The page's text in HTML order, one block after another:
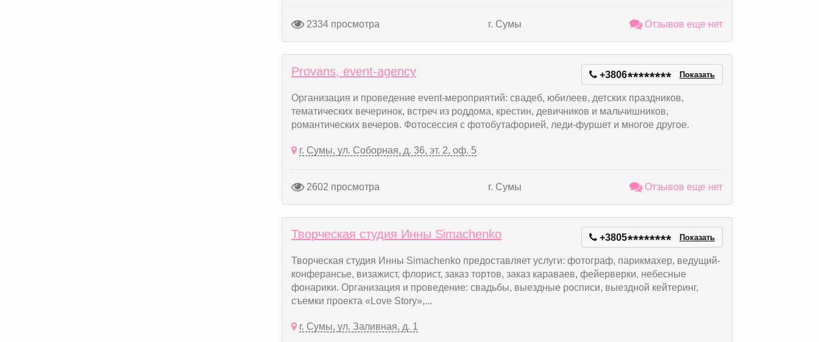
2334 просмотра г. Сумы Отзывов еще нет
Рrovans, event-agency +3806******** Показать
Организация и проведение еvent-мероприятий: свадеб, юбилеев, детских праздников,
тематических вечеринок, встреч из роддома, крестин, девичников и мальчишников,
романтических вечеров. Фотосессия с фотобутафорией, леди-фуршет и многое другое.
г. Сумы, ул. Соборная, д. 36, эт. 2, оф. 5
2602 просмотра г. Сумы Отзывов еще нет
Творческая студия Инны Simachenko +3805******** Показать
Творческая студия Инны Simachenko предоставляет услуги: фотограф, парикмахер, ведущий-
конферансье, визажист, флорист, заказ тортов, заказ караваев, фейерверки, небесные
фонарики. Организация и проведение: свадьбы, выездные росписи, выездной кейтеринг,
съемки проекта «Love Story»,...
г. Сумы, ул. Заливная, д. 1